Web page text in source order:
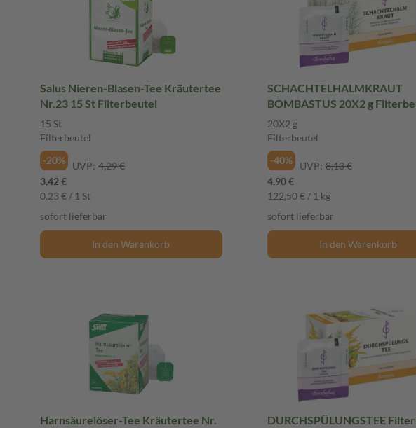
Salus Nieren-Blasen-Tee Kräutertee
Nr.23 15 St Filterbeutel
15 St
Filterbeutel
-20%
UVP: 4,29 €
3,42 €
0,23 € / 1 St
sofort lieferbar
In den Warenkorb
SCHACHTELHALMKRAUT
BOMBASTUS 20X2 g
20X2 g
Filterbeutel
-40%
UVP: 8,13 €
4,90 €
122,50 € / 1 kg
sofort lieferbar
In den Warenkorb
Harnsäurelöser-Tee Kräutertee Nr.
DURCHSPÜLUNGSTEE